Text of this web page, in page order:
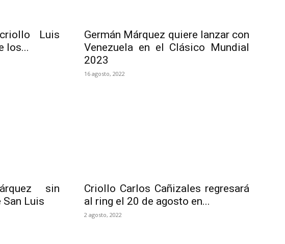
Luis
los...
Germán Márquez quiere lanzar con
Venezuela en el Clásico Mundial
2023
16 agosto, 2022
sin
San Luis
Criollo Carlos Cañizales regresará
al ring el 20 de agosto en...
2 agosto, 2022